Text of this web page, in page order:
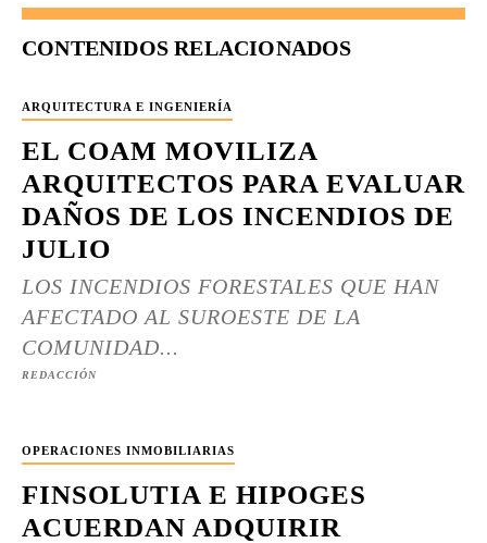
CONTENIDOS RELACIONADOS
ARQUITECTURA E INGENIERÍA
EL COAM MOVILIZA
ARQUITECTOS PARA EVALUAR
DAÑOS DE LOS INCENDIOS DE
JULIO
LOS INCENDIOS FORESTALES QUE HAN
AFECTADO AL SUROESTE DE LA
COMUNIDAD...
REDACCIÓN
OPERACIONES INMOBILIARIAS
FINSOLUTIA E HIPOGES
ACUERDAN ADQUIRIR